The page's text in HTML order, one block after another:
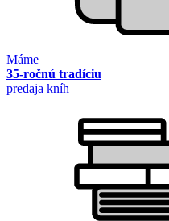
Máme
35-ročnú tradíciu
predaja kníh